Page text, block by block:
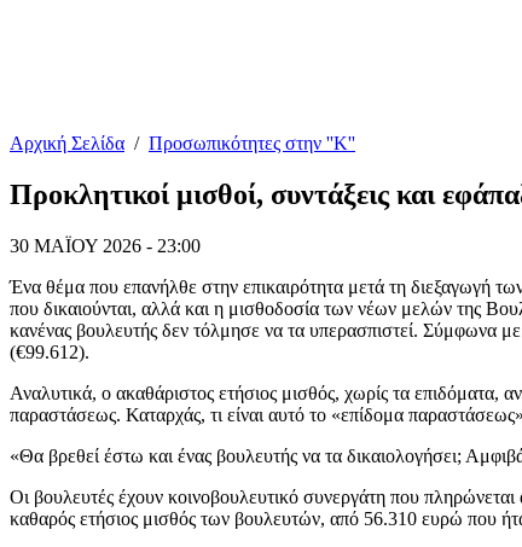
Αρχική Σελίδα / Προσωπικότητες στην ''Κ''
Προκλητικοί μισθοί, συντάξεις και
30 ΜΑΪΟΥ 2026 - 23:00
Ένα θέμα που επανήλθε στην επικαιρότητα μετά τη διεξαγωγή
που δικαιούνται, αλλά και η μισθοδοσία των νέων μελών της
κανένας βουλευτής δεν τόλμησε να τα υπερασπιστεί. Σύμφωνα
(€99.612).
Αναλυτικά, ο ακαθάριστος ετήσιος μισθός, χωρίς τα
παραστάσεως. Καταρχάς, τι είναι αυτό το «επίδομα
«Θα βρεθεί έστω και ένας βουλευτής να τα δικαιολογήσει;
Οι βουλευτές έχουν κοινοβουλευτικό συνεργάτη που
καθαρός ετήσιος μισθός των βουλευτών, από 56.310 ευρώ που